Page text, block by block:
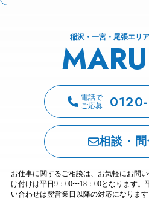
稲沢・一宮・尾張エリ
電話で
ご応募
相談・
お仕事に関するご相談は、お気軽にお問
け付けは平日9：00〜18：00となります。
い合わせは翌営業日以降の対応になります